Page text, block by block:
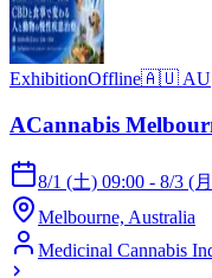
ExhibitionOffline🇦🇺 AU
ACannabis
8/1 (土) 09:00 - 8/3 (
Melbourne, Australia
Medicinal Cannabis